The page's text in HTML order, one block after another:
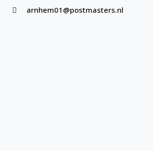
arnhem01@postmasters.nl